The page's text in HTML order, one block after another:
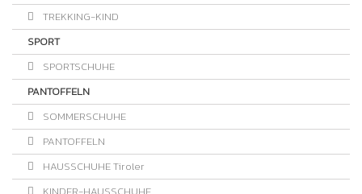
TREKKING-KIND
SPORT
SPORTSCHUHE
PANTOFFELN
SOMMERSCHUHE
PANTOFFELN
HAUSSCHUHE Tiroler